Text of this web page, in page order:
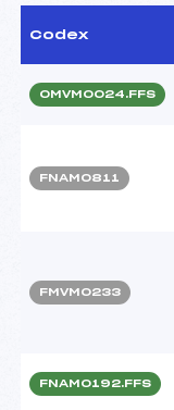
Codex
OMVM0024.FFS
FNAM0811
FMVM0233
FNAM0192.FFS